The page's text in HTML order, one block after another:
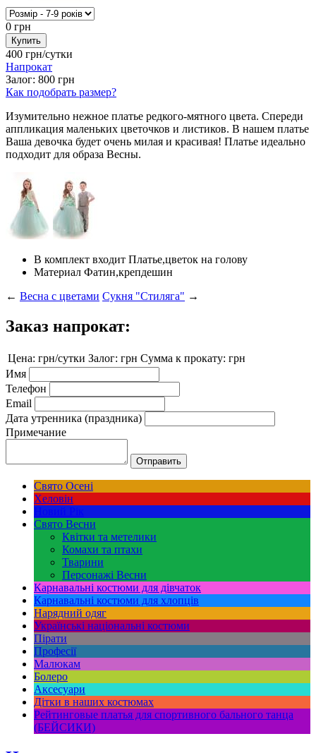
0 грн
400 грн/сутки
Напрокат
Залог: 800 грн
Как подобрать размер?
Изумительно нежное платье редкого-мятного цвета. Спереди
аппликация маленьких цветочков и листиков. В нашем платье
Ваша девочка будет очень милая и красивая! Платье идеально
подходит для образа Весны.
В комплект входит Платье,цветок на голову
Материал Фатин,крепдешин
← Весна с цветами Сукня "Стиляга" →
Заказ напрокат:
Цена: грн/сутки Залог: грн Сумма к прокату: грн
Имя
Телефон
Email
Дата утренника (праздника)
Примечание
Свято Осені
Хеловін
Свято Весни
Квітки та метелики
Комахи та птахи
Тварини
Персонажі Весни
Карнавальні костюми для дівчаток
Карнавальні костюми для хлопців
Нарядний одяг
Українські національні костюми
Пірати
Професії
Малюкам
Болеро
Аксесуари
Дітки в наших костюмах
Рейтинговые платья для спортивного бального танца
(БЕЙСИКИ)